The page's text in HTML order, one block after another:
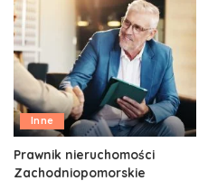
Inne
Prawnik nieruchomości
Zachodniopomorskie